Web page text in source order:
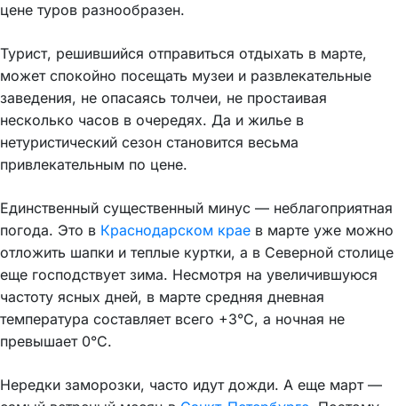
цене туров разнообразен.
Турист, решившийся отправиться отдыхать в марте,
может спокойно посещать музеи и развлекательные
заведения, не опасаясь толчеи, не простаивая
несколько часов в очередях. Да и жилье в
нетуристический сезон становится весьма
привлекательным по цене.
Единственный существенный минус — неблагоприятная
погода. Это в Краснодарском крае в марте уже можно
отложить шапки и теплые куртки, а в Северной столице
еще господствует зима. Несмотря на увеличившуюся
частоту ясных дней, в марте средняя дневная
температура составляет всего +3°C, а ночная не
превышает 0°C.
Нередки заморозки, часто идут дожди. А еще март —